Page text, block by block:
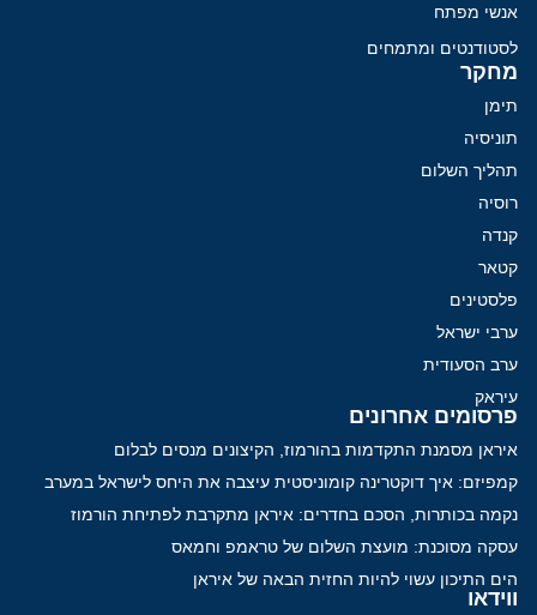
אנשי מפתח
לסטודנטים ומתמחים
מחקר
תימן
תוניסיה
תהליך השלום
רוסיה
קנדה
קטאר
פלסטינים
ערבי ישראל
ערב הסעודית
עיראק
פרסומים אחרונים
איראן מסמנת התקדמות בהורמוז, הקיצונים מנסים לבלום
קמפיזם: איך דוקטרינה קומוניסטית עיצבה את היחס לישראל במערב
נקמה בכותרות, הסכם בחדרים: איראן מתקרבת לפתיחת הורמוז
עסקה מסוכנת: מועצת השלום של טראמפ וחמאס
הים התיכון עשוי להיות החזית הבאה של איראן
ווידאו